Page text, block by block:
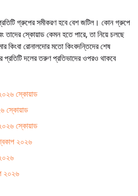
গ্রুপের সমীকরণ হবে বেশ জটিল। কোন গ্রুপে
স্কোয়াড কেমন হতে পারে, তা নিয়ে চলছে
কিংবা রোনালদোর মতো কিংবদন্তিদের শেষ
দলের তরুণ প্রতিভাদের ওপরও থাকবে
স্কোয়াড
স্কোয়াড
স্কোয়াড
২০২৬
২০২৬